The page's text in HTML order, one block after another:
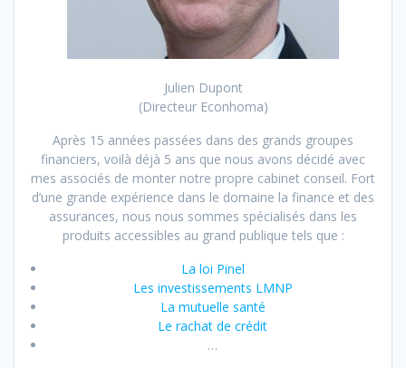
Julien Dupont
(Directeur Econhoma)
Après 15 années passées dans des grands groupes
financiers, voilà déjà 5 ans que nous avons décidé avec
mes associés de monter notre propre cabinet conseil. Fort
d’une grande expérience dans le domaine la finance et des
assurances, nous nous sommes spécialisés dans les
produits accessibles au grand publique tels que :
La loi Pinel
Les investissements LMNP
La mutuelle santé
Le rachat de crédit
…